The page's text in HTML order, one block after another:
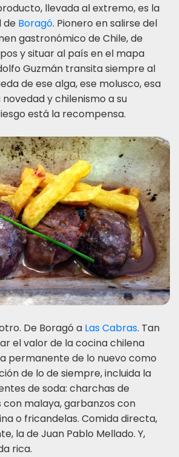
llevada al extremo, es la
de Boragó. Pionero en salirse del
gastronómico de Chile, de
y situar al país en el mapa
Guzmán transita siempre al
de ese alga, ese molusco, esa
y chilenismo a su
está la recompensa.
De Boragó a Las Cabras. Tan
el valor de la cocina chilena
permanente de lo nuevo como
de lo de siempre, incluida la
de soda: charchas de
malaya, garbanzos con
o fricandelas. Comida directa,
la de Juan Pablo Mellado. Y,
rica.